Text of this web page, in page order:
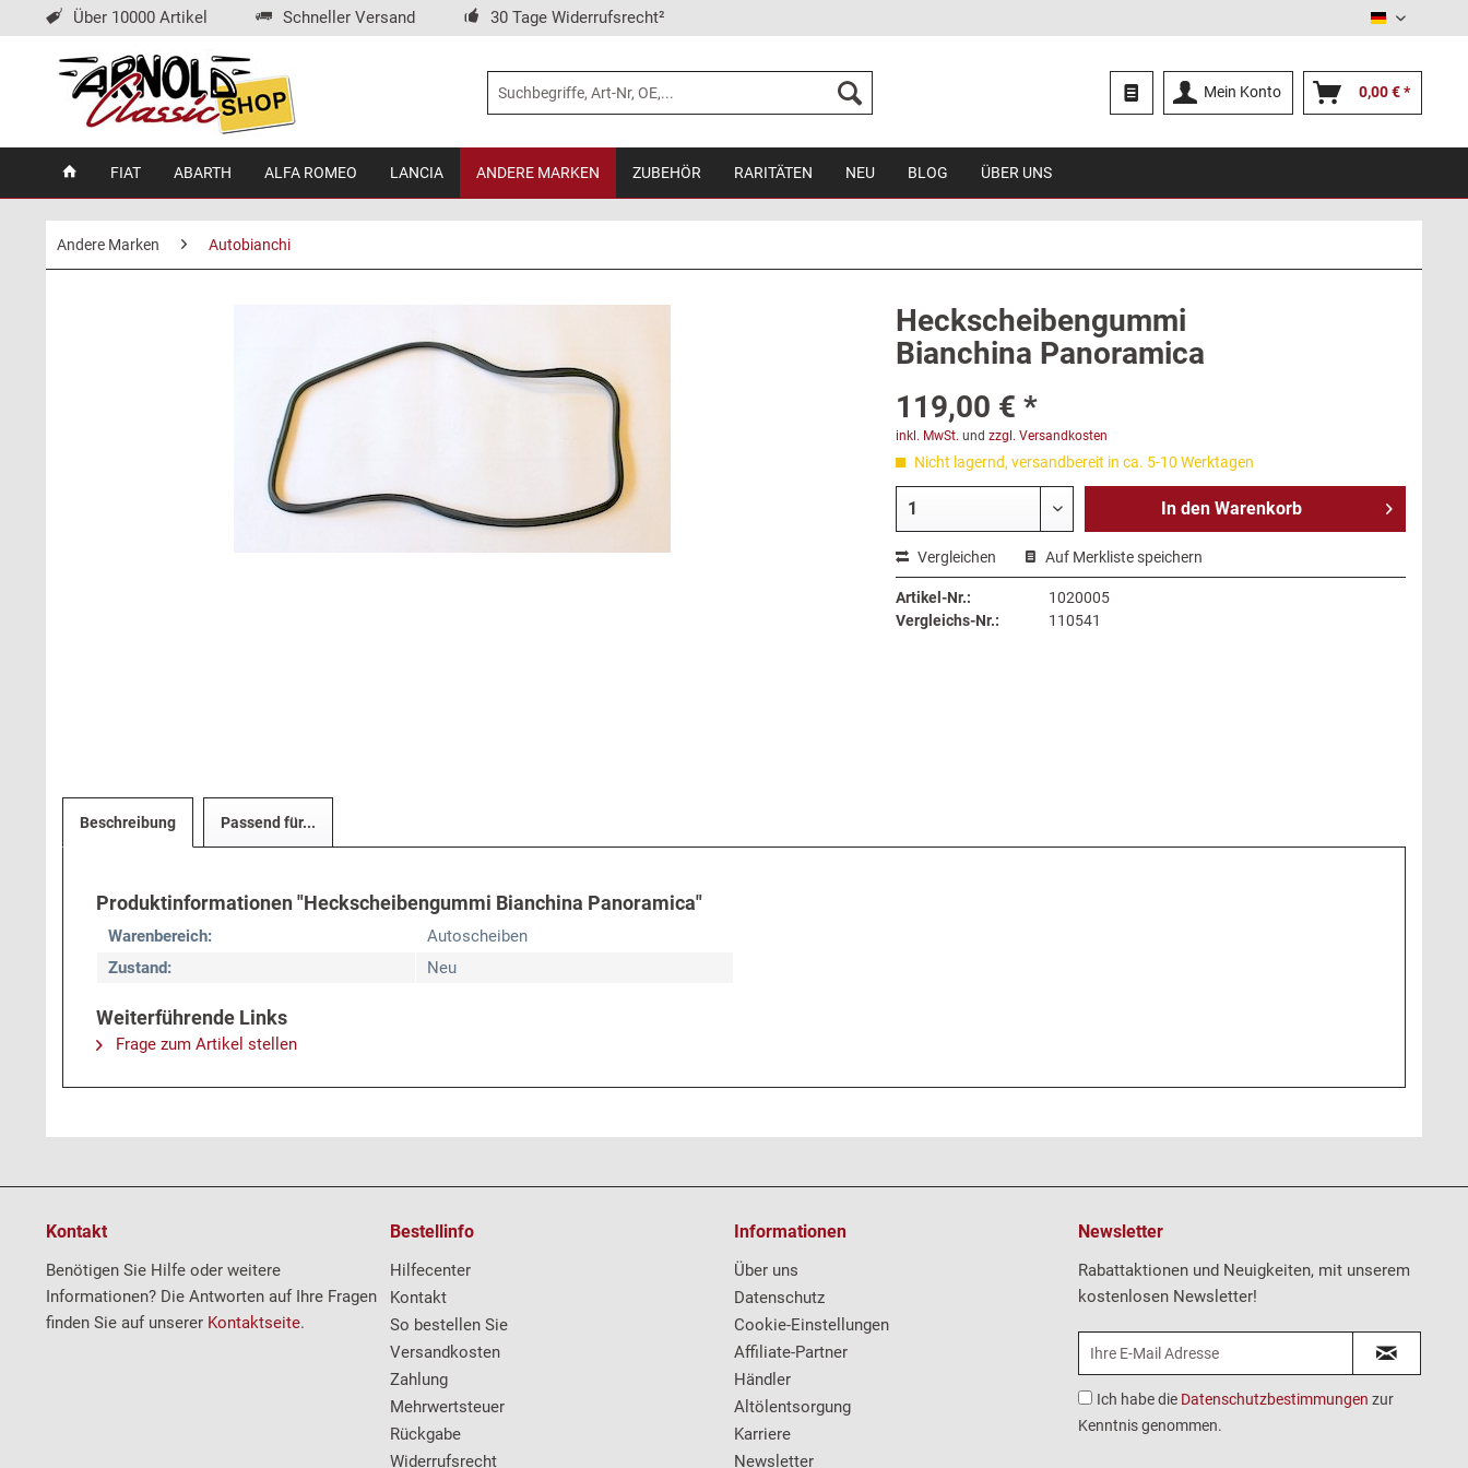
Über 10000 Artikel Schneller Versand 30 Tage Widerrufsrecht² Deutsch
Mein Konto 0,00 € *
FIAT ABARTH ALFA ROMEO LANCIA ANDERE MARKEN ZUBEHÖR RARITÄTEN NEU BLOG ÜBER UNS
Andere Marken Autobianchi
Heckscheibengummi
Bianchina Panoramica
119,00 € *
inkl. MwSt. und zzgl. Versandkosten
Nicht lagernd, versandbereit in ca. 5-10 Werktagen
In den Warenkorb
Vergleichen Auf Merkliste speichern
Artikel-Nr.:
1020005
Vergleichs-Nr.:
110541
Beschreibung Passend für...
Produktinformationen "Heckscheibengummi Bianchina Panoramica"
Warenbereich:
Autoscheiben
Zustand:
Neu
Weiterführende Links
Frage zum Artikel stellen
Kontakt
Benötigen Sie Hilfe oder weitere
Informationen? Die Antworten auf Ihre Fragen
finden Sie auf unserer Kontaktseite.
Bestellinfo
Hilfecenter
Kontakt
So bestellen Sie
Versandkosten
Zahlung
Mehrwertsteuer
Rückgabe
Widerrufsrecht
Informationen
Über uns
Datenschutz
Cookie-Einstellungen
Affiliate-Partner
Händler
Altölentsorgung
Karriere
Newsletter
Newsletter
Rabattaktionen und Neuigkeiten, mit unserem
kostenlosen Newsletter!
Ich habe die Datenschutzbestimmungen zur
Kenntnis genommen.